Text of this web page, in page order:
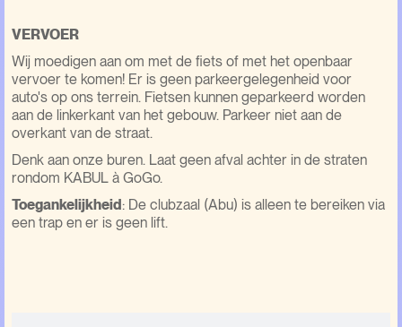
VERVOER
Wij moedigen aan om met de fiets of met het openbaar
vervoer te komen! Er is geen parkeergelegenheid voor
auto's op ons terrein. Fietsen kunnen geparkeerd worden
aan de linkerkant van het gebouw. Parkeer niet aan de
overkant van de straat.
Denk aan onze buren. Laat geen afval achter in de straten
rondom KABUL à GoGo.
Toegankelijkheid : De clubzaal (Abu) is alleen te bereiken via
een trap en er is geen lift.